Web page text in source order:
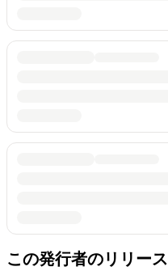
この発行者のリリース